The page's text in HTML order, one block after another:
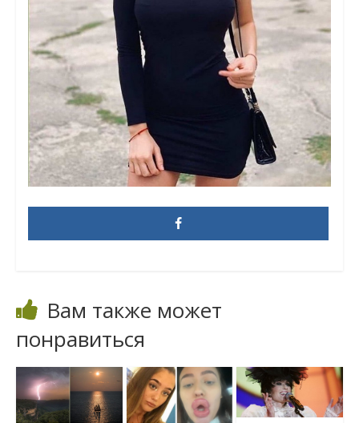
Вам также может
понравиться